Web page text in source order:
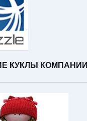
КУКЛЫ КОМПАНИИ